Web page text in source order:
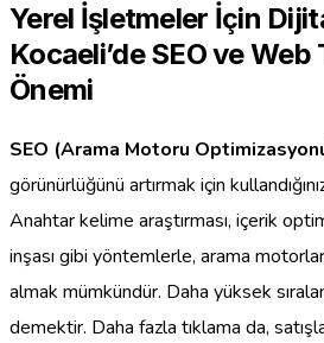
Yerel İşletmeler İçin
Kocaeli’de SEO ve Web
Önemi
SEO (Arama Motoru
görünürlüğünü artırmak için
Anahtar kelime araştırması, içerik
inşası gibi yöntemlerle, arama
almak mümkündür. Daha yüksek
demektir. Daha fazla tıklama da,